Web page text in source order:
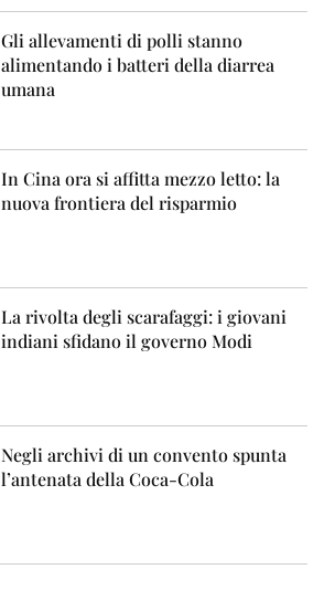
Gli allevamenti di polli stanno
alimentando i batteri della diarrea
umana
In Cina ora si affitta mezzo letto: la
nuova frontiera del risparmio
La rivolta degli scarafaggi: i giovani
indiani sfidano il governo Modi
Negli archivi di un convento spunta
l’antenata della Coca-Cola